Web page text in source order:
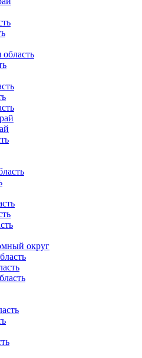
округ